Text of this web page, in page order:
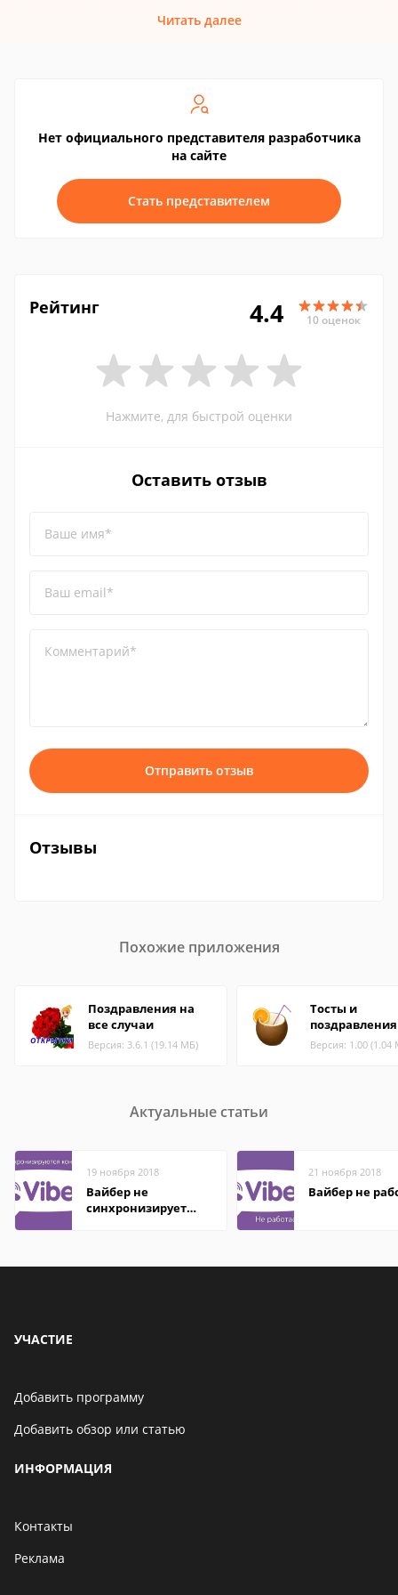
Читать далее
Нет официального представителя разработчика
на сайте
Стать представителем
Рейтинг 4.4 10 оценок
Нажмите, для быстрой оценки
Оставить отзыв
Ваше имя*
Ваш email*
Комментарий*
Отправить отзыв
Отзывы
Похожие приложения
Поздравления на
все случаи
Версия: 3.6.1 (19.14 МБ)
Тосты и
поздравления
Версия: 1.00 (1.04
Актуальные статьи
19 ноября 2018
Вайбер не
синхронизирует
21 ноября 2018
Вайбер не
УЧАСТИЕ
Добавить программу
Добавить обзор или статью
ИНФОРМАЦИЯ
Контакты
Реклама